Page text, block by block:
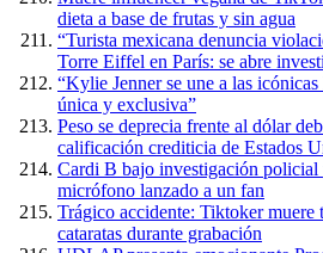
dieta a base de frutas y sin agua
“Turista mexicana denuncia
Torre Eiffel en París: se abre
“Kylie Jenner se une a las
única y exclusiva”
Peso se deprecia frente al dólar
calificación crediticia de Estados
Cardi B bajo investigación policial
micrófono lanzado a un fan
Trágico accidente: Tiktoker muere
cataratas durante grabación